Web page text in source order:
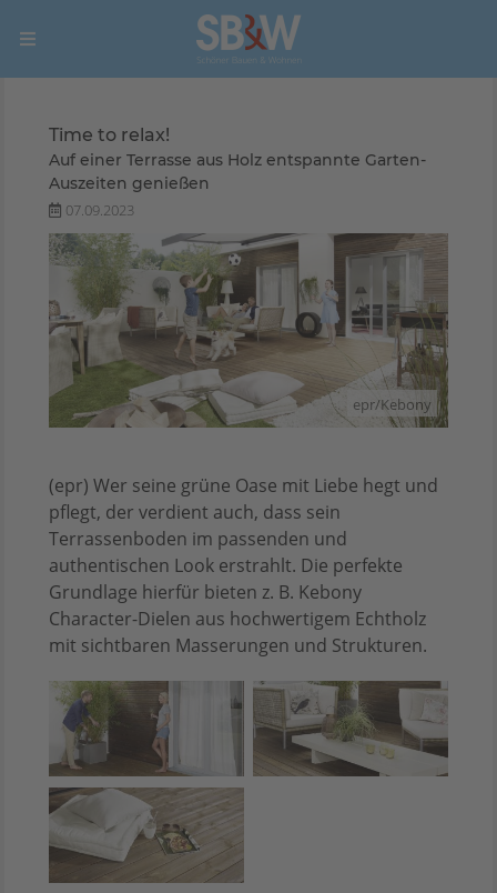
Time to relax!
Auf einer Terrasse aus Holz entspannte Garten-
Auszeiten genießen
07.09.2023
epr/Kebony
(epr) Wer seine grüne Oase mit Liebe hegt und
pflegt, der verdient auch, dass sein
Terrassenboden im passenden und
authentischen Look erstrahlt. Die perfekte
Grundlage hierfür bieten z. B. Kebony
Character-Dielen aus hochwertigem Echtholz
mit sichtbaren Masserungen und Strukturen.